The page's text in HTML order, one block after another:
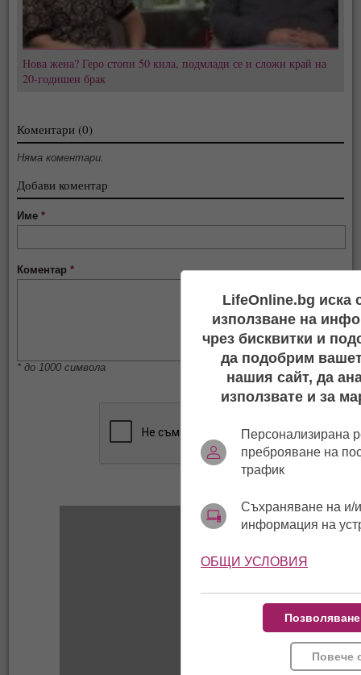
Нова жена? Геро стопи 50 кила, подмлади се и сложи край на
20-годишен брак
Коментари (0)
Няма коментари.
Добави коментар
Име*
Коментар*
* до 1000 символа
LifeOnline.bg иска
използване на
чрез бисквитки и
да подобрим
нашия сайт, да
използвате и за
Персонализирана
преброяване на
трафик
Съхраняване на и/
информация на
ОБЩИ УСЛОВИЯ
Повече